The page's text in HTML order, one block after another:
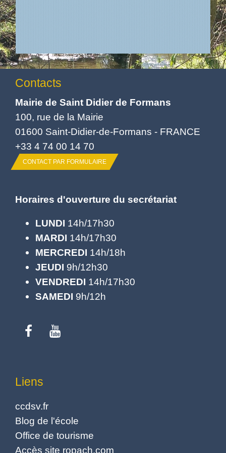
Contacts
Mairie de Saint Didier de Formans
100, rue de la Mairie
01600 Saint-Didier-de-Formans - FRANCE
+33 4 74 00 14 70
CONTACT PAR FORMULAIRE
Horaires d'ouverture du secrétariat
LUNDI 14h/17h30
MARDI 14h/17h30
MERCREDI 14h/18h
JEUDI 9h/12h30
VENDREDI 14h/17h30
SAMEDI 9h/12h
Liens
ccdsv.fr
Blog de l'école
Office de tourisme
Accès site ropach.com